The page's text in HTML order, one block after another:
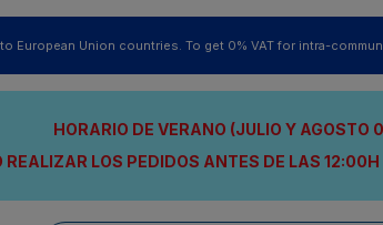
European Union countries. To get 0% VAT for intra-
HORARIO DE VERANO (JULIO Y
REALIZAR LOS PEDIDOS ANTES DE LAS 12:00H